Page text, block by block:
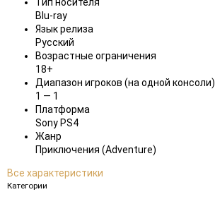
Blu-ray
Язык релиза
Русский
Возрастные ограничения
18+
Диапазон игроков (на одной консоли)
1 — 1
Платформа
Sony PS4
Жанр
Приключения (Adventure)
Все характеристики
Категории